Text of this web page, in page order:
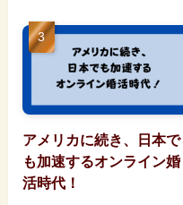
アメリカに続き、日本で
も加速するオンライン婚
活時代！